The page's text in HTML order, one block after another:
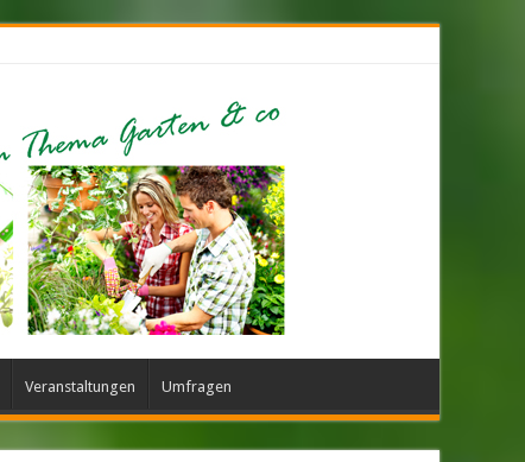
Veranstaltungen Umfragen